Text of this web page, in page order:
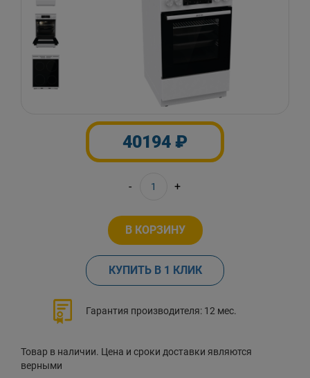
40194 ₽
- +
В КОРЗИНУ
КУПИТЬ В 1 КЛИК
Гарантия производителя: 12 мес.
Товар в наличии. Цена и сроки доставки являются
верными